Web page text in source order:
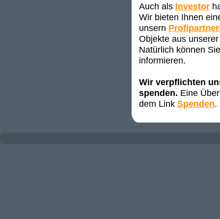
Auch als Investor
Wir bieten Ihnen
unsern
Objekte aus
Natürlich können
informieren.
Wir verpflichten
spenden. Eine
dem Link Spenden.